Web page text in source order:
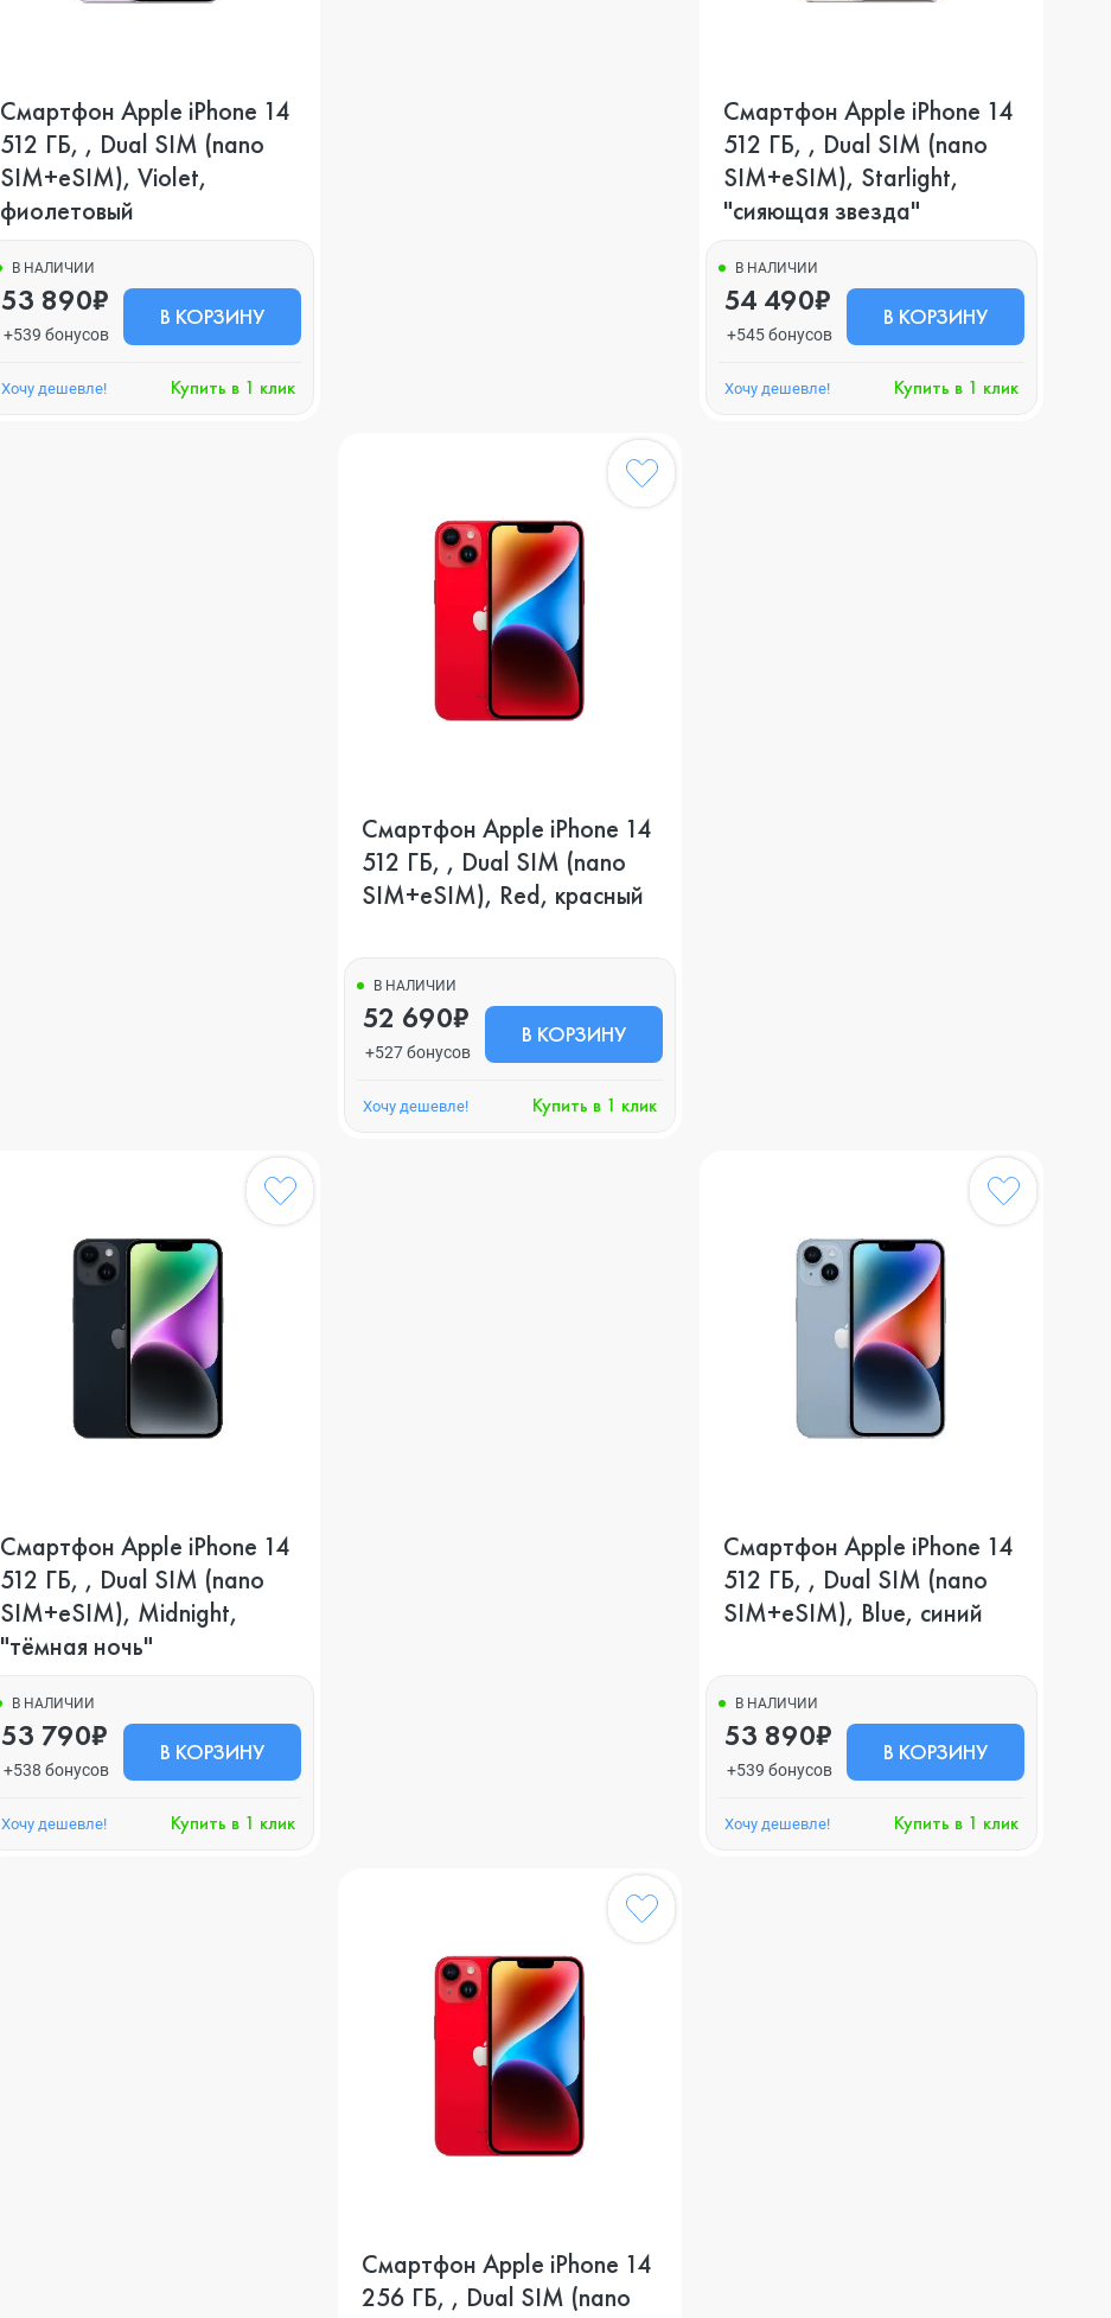
Смартфон Apple iPhone 14
512 ГБ, , Dual SIM (nano
SIM+eSIM), Violet,
фиолетовый
В НАЛИЧИИ
53 890₽
+539 бонусов
В КОРЗИНУ
Хочу дешевле! Купить в 1 клик
Смартфон Apple iPhone 14
512 ГБ, , Dual SIM (nano
SIM+eSIM), Starlight,
"сияющая звезда"
В НАЛИЧИИ
54 490₽
+545 бонусов
В КОРЗИНУ
Хочу дешевле! Купить в 1 клик
Смартфон Apple iPhone 14
512 ГБ, , Dual SIM (nano
SIM+eSIM), Red, красный
В НАЛИЧИИ
52 690₽
+527 бонусов
В КОРЗИНУ
Хочу дешевле! Купить в 1 клик
Смартфон Apple iPhone 14
512 ГБ, , Dual SIM (nano
SIM+eSIM), Midnight,
"тёмная ночь"
В НАЛИЧИИ
53 790₽
+538 бонусов
В КОРЗИНУ
Хочу дешевле! Купить в 1 клик
Смартфон Apple iPhone 14
512 ГБ, , Dual SIM (nano
SIM+eSIM), Blue, синий
В НАЛИЧИИ
53 890₽
+539 бонусов
В КОРЗИНУ
Хочу дешевле! Купить в 1 клик
Смартфон Apple iPhone 14
256 ГБ, , Dual SIM (nano